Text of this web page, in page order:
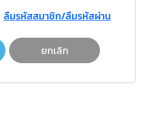
ลืมรหัสสมาชิก/ลืมรหัสผ่าน
ยกเลิก